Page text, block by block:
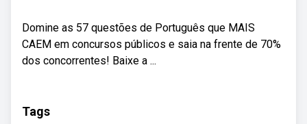
Domine as 57 questões de Português que MAIS
CAEM em concursos públicos e saia na frente de 70%
dos concorrentes! Baixe a ...
Tags